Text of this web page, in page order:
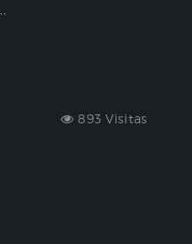
893 Visitas